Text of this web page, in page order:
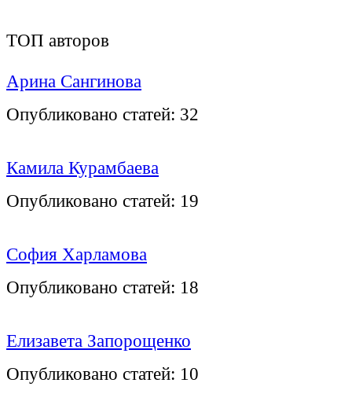
ТОП авторов
Арина Сангинова
Опубликовано статей: 32
Камила Курамбаева
Опубликовано статей: 19
София Харламова
Опубликовано статей: 18
Елизавета Запорощенко
Опубликовано статей: 10